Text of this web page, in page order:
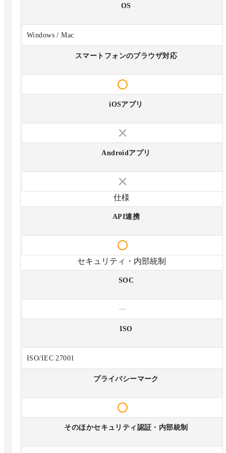
OS
Windows / Mac
スマートフォンのブラウザ対応
iOSアプリ
Androidアプリ
仕様
API連携
セキュリティ・内部統制
SOC
—
ISO
ISO/IEC 27001
プライバシーマーク
そのほかセキュリティ認証・内部統制